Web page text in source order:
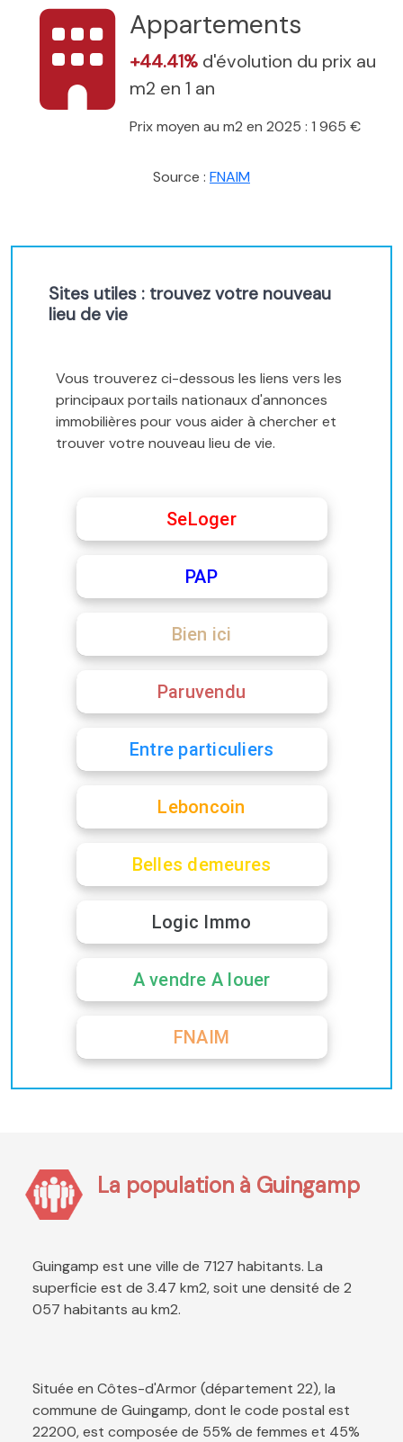
Appartements
+44.41% d'évolution du prix au
m2 en 1 an
Prix moyen au m2 en 2025 : 1 965 €
Source : FNAIM
Sites utiles : trouvez votre nouveau
lieu de vie
Vous trouverez ci-dessous les liens vers les
principaux portails nationaux d'annonces
immobilières pour vous aider à chercher et
trouver votre nouveau lieu de vie.
SeLoger
PAP
Bien ici
Paruvendu
Entre particuliers
Leboncoin
Belles demeures
Logic Immo
A vendre A louer
FNAIM
La population à Guingamp
Guingamp est une ville de 7127 habitants. La
superficie est de 3.47 km2, soit une densité de 2
057 habitants au km2.
Située en Côtes-d'Armor (département 22), la
commune de Guingamp, dont le code postal est
22200, est composée de 55% de femmes et 45%